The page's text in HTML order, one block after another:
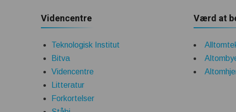
Videncentre
Teknologisk Institut
Bitva
Videncentre
Litteratur
Forkortelser
Værd at